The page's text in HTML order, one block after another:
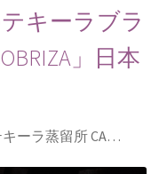
キーラブラ
」日本
ーラ蒸留所 CA…